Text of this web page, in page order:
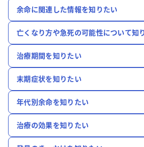
余命に関連した情報を知りたい
亡くなり方や急死の可能性について知
治療期間を知りたい
末期症状を知りたい
年代別余命を知りたい
治療の効果を知りたい